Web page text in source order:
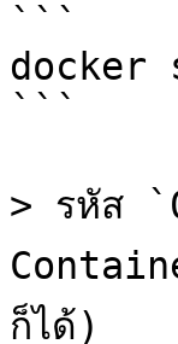
```
docker
```
> รหัส
ก็ได้)